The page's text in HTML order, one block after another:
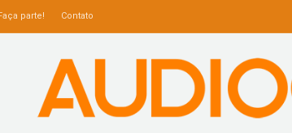
parte! Contato